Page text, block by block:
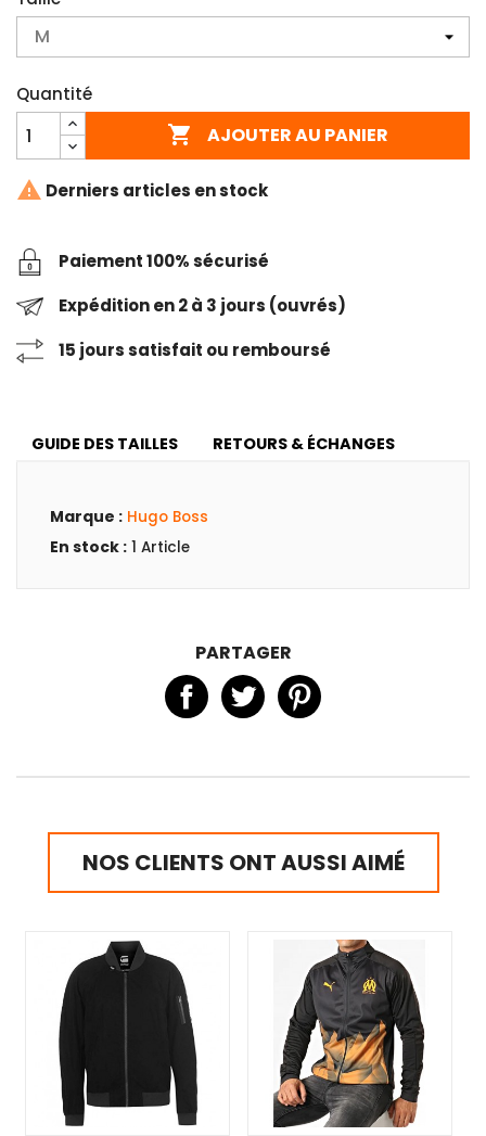
Quantité
 AJOUTER AU PANIER
 Derniers articles en stock
Paiement 100% sécurisé
Expédition en 2 à 3 jours (ouvrés)
15 jours satisfait ou remboursé
GUIDE DES TAILLES RETOURS & ÉCHANGES
Marque : Hugo Boss
En stock : 1 Article
PARTAGER
NOS CLIENTS ONT AUSSI AIMÉ